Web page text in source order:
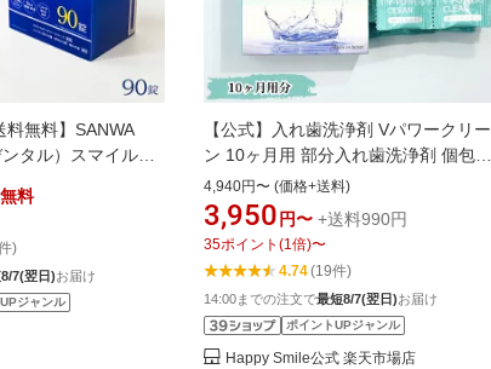
料無料】SANWA
タル）スマイルク
2.8g×90錠｜中性
イルデンチャー・
部分入れ歯・総入
除菌・消臭・口臭
料
)
7(翌日)お届け
ジャンル
【公式】入れ歯洗浄剤 Vパワークリー
ン 10ヶ月用 部分入れ歯洗浄剤 個包装
入れ歯 洗浄剤 義歯 防菌力 洗浄剤 1袋
1週間 マウスピース洗浄剤 リテーナー
矯正用リテーナー
4,940円〜 (価格+送料)
3,950 円〜 +送料990円
35ポイント (1倍)〜
4.74(19件)
14:00までの注文で最短8/7(翌日)お届け
ポイントUPジャンル
Happy Smile公式 楽天市場店